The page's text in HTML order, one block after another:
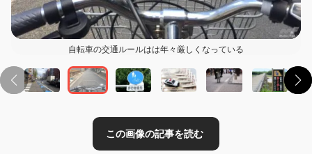
自転車の交通ルールはは年々厳しくなっている
この画像の記事を読む